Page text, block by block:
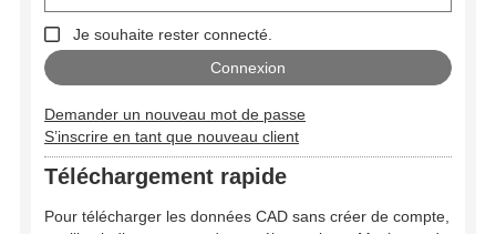
Je souhaite rester connecté.
Demander un nouveau mot de passe
S’inscrire en tant que nouveau client
Téléchargement rapide
Pour télécharger les données CAD sans créer de compte,